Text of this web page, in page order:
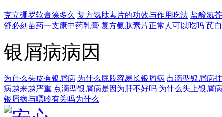
克立硼罗软膏涂多久 复方氨肽素片的功效与作用吃法 盐酸氮
舒必刻苗药一支康中药乳膏 复方氨肽素片正常人可以吃吗 芪
银屑病病因
为什么头皮有银屑病 为什么屁股容易长银屑病 点滴型银屑病
病越来越严重 点滴型银屑病是因为肝不好吗 为什么头上银屑
银屑病与嘌呤有关吗为什么